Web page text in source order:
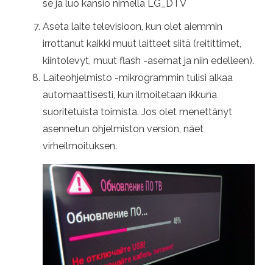
se ja luo kansio nimellä LG_DTV
Aseta laite televisioon, kun olet aiemmin
irrottanut kaikki muut laitteet siitä (reitittimet,
kiintolevyt, muut flash -asemat ja niin edelleen).
Laiteohjelmisto -mikrogrammin tulisi alkaa
automaattisesti, kun ilmoitetaan ikkuna
suoritetuista toimista. Jos olet menettänyt
asennetun ohjelmiston version, näet
virheilmoituksen.